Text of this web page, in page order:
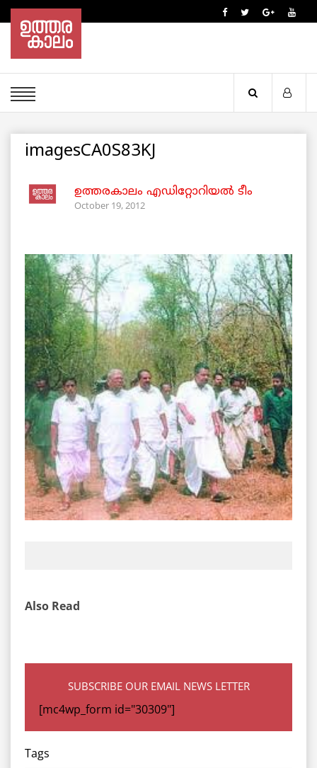
imagesCA0S83KJ
ഉത്തരകാലം എഡിറ്റോറിയല്‍ ടീം
October 19, 2012
Also Read
SUBSCRIBE OUR EMAIL NEWS LETTER
[mc4wp_form id="30309"]
Tags